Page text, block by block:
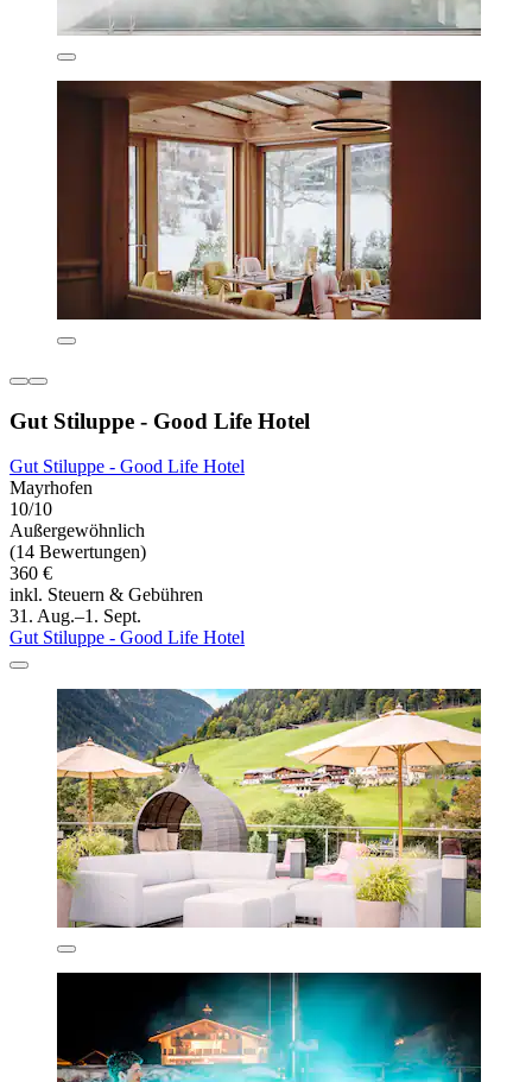
Gut Stiluppe - Good Life Hotel
Gut Stiluppe - Good Life Hotel
Mayrhofen
10/10
Außergewöhnlich
(14 Bewertungen)
360 €
inkl. Steuern & Gebühren
31. Aug.–1. Sept.
Gut Stiluppe - Good Life Hotel